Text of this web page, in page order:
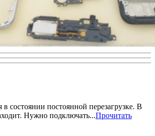
в состоянии постоянной перезагрузке. В
Нужно подключать...Прочитать